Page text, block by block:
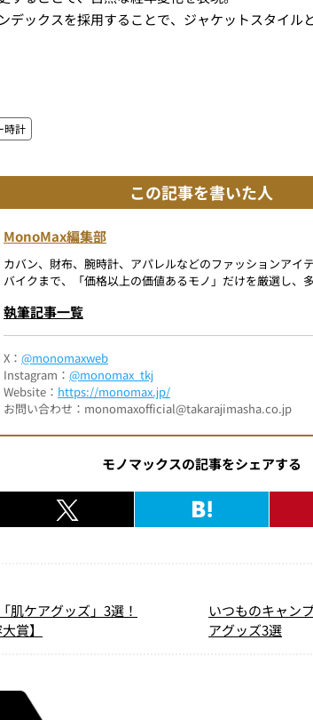
デックスを採用することで、ジャケットスタイル
時計
この記事を書いた人
MonoMax編集部
カバン、財布、腕時計、アパレルなどのファッションアイ
バイクまで、「価格以上の価値あるモノ」だけを厳選し、
執筆記事一覧
X： @monomaxweb
Instagram： @monomax_tkj
Website： https://monomax.jp/
お問い合わせ：monomaxofficial@takarajimasha.co.jp
モノマックスの記事をシェアする
肌ケアグッズ」3選！
賞】
いつものキャン
アグッズ3選